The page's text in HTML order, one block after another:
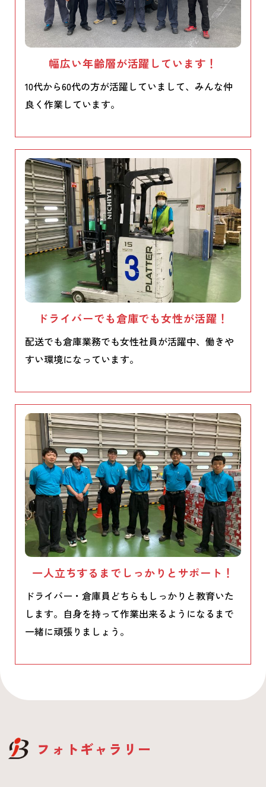
幅広い年齢層が活躍しています！
10代から60代の方が活躍していまして、みんな仲
良く作業しています。
ドライバーでも倉庫でも女性が活躍！
配送でも倉庫業務でも女性社員が活躍中、働きや
すい環境になっています。
一人立ちするまでしっかりとサポート！
ドライバー・倉庫員どちらもしっかりと教育いた
します。自身を持って作業出来るようになるまで
一緒に頑張りましょう。
フォトギャラリー